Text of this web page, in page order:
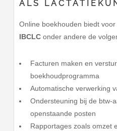
ALS
Online boekhouden biedt voor
IBCLC onder andere de
Facturen maken en
boekhoudprogramma
Automatische verwerking
Ondersteuning bij de btw-
openstaande posten
Rapportages zoals omzet